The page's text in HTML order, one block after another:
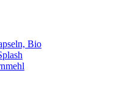
Bio